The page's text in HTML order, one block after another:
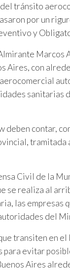
tránsito
por un
y
Marcos
Aires, con
sanitarias
deben contar,
Civil de la
se realiza al
las empresas
del
transiten en
para evitar
Aires